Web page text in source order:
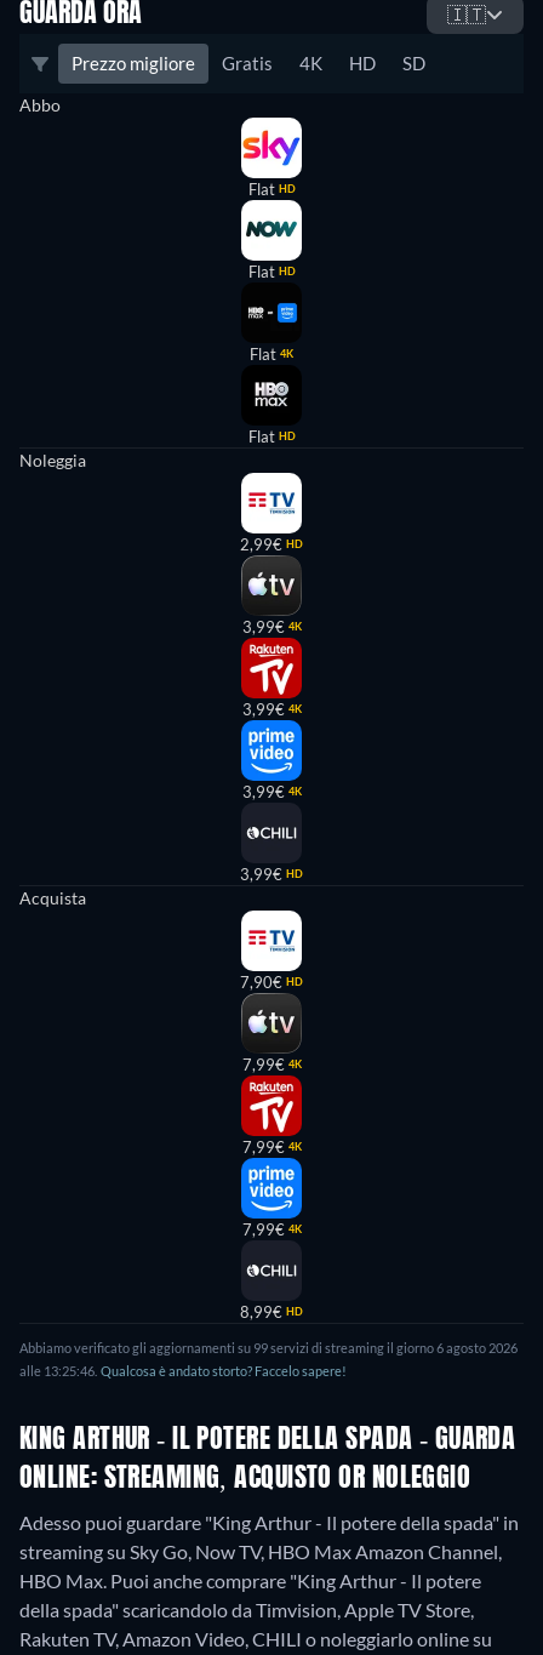
GUARDA ORA 🇮🇹
Prezzo migliore Gratis 4K HD SD
Abbo
Flat HD
Flat HD
Flat 4K
Flat HD
Noleggia
2,99€ HD
3,99€ 4K
3,99€ 4K
3,99€ 4K
3,99€ HD
Acquista
7,90€ HD
7,99€ 4K
7,99€ 4K
7,99€ 4K
8,99€ HD
Abbiamo verificato gli aggiornamenti su 99 servizi di streaming il giorno 6 agosto 2026
alle 13:25:46. Qualcosa è andato storto? Faccelo sapere!
KING ARTHUR - IL POTERE DELLA SPADA - GUARDA
ONLINE: STREAMING, ACQUISTO OR NOLEGGIO
Adesso puoi guardare "King Arthur - Il potere della spada" in
streaming su Sky Go, Now TV, HBO Max Amazon Channel,
HBO Max. Puoi anche comprare "King Arthur - Il potere
della spada" scaricandolo da Timvision, Apple TV Store,
Rakuten TV, Amazon Video, CHILI o noleggiarlo online su